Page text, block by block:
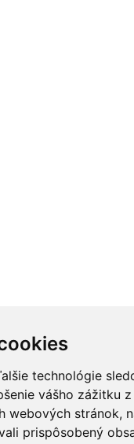
technológie
vášho zážitku z
webových stránok,
prispôsobený